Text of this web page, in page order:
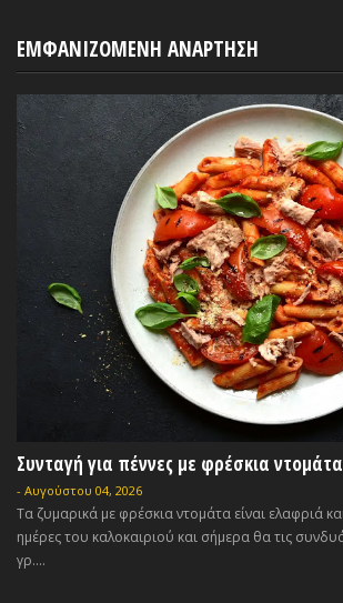
ΕΜΦΑΝΙΖΟΜΕΝΗ ΑΝΑΡΤΗΣΗ
Συνταγή για πέννες με φρέσκια
- Αυγούστου 04, 2026
Τα ζυμαρικά με φρέσκια ντομάτα είναι ελαφριά και
ημέρες του καλοκαιριού και σήμερα θα τις
γρ....